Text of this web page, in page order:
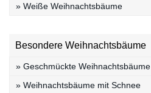
» Weiße Weihnachtsbäume
Besondere Weihnachtsbäume
» Geschmückte Weihnachtsbäume
» Weihnachtsbäume mit Schnee